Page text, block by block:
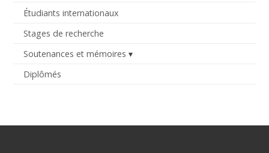
Étudiants internationaux
Stages de recherche
Soutenances et mémoires
Diplômés